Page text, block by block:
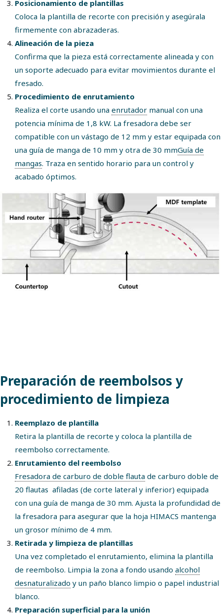
Posicionamiento de plantillas
Coloca la plantilla de recorte con precisión y asegúrala
firmemente con abrazaderas.
Alineación de la pieza
Confirma que la pieza está correctamente alineada y con
un soporte adecuado para evitar movimientos durante el
fresado.
Procedimiento de enrutamiento
Realiza el corte usando una enrutador manual con una
potencia mínima de 1,8 kW. La fresadora debe ser
compatible con un vástago de 12 mm y estar equipada con
una guía de manga de 10 mm y otra de 30 mmGuía de
mangas. Traza en sentido horario para un control y
acabado óptimos.
Preparación de reembolsos y
procedimiento de limpieza
Reemplazo de plantilla
Retira la plantilla de recorte y coloca la plantilla de
reembolso correctamente.
Enrutamiento del reembolso
Fresadora de carburo de doble flauta de carburo doble de
20 flautas afiladas (de corte lateral y inferior) equipada
con una guía de manga de 30 mm. Ajusta la profundidad de
la fresadora para asegurar que la hoja HIMACS mantenga
un grosor mínimo de 4 mm.
Retirada y limpieza de plantillas
Una vez completado el enrutamiento, elimina la plantilla
de reembolso. Limpia la zona a fondo usando alcohol
desnaturalizado y un paño blanco limpio o papel industrial
blanco.
Preparación superficial para la unión